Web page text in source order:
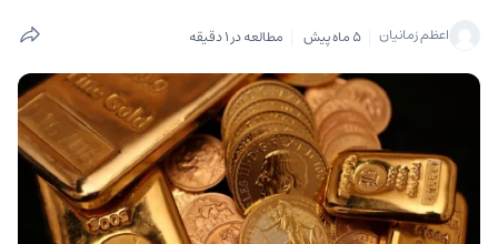
اعظم زمانیان 5 ماه پیش مطالعه در 1 دقیقه